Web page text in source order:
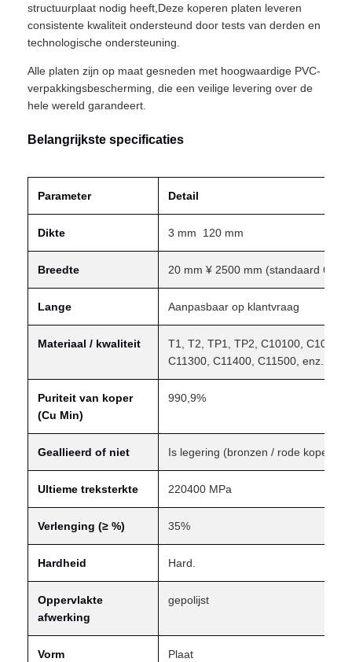
structuurplaat nodig heeft,Deze koperen platen leveren
consistente kwaliteit ondersteund door tests van derden en
technologische ondersteuning.
Alle platen zijn op maat gesneden met hoogwaardige PVC-
verpakkingsbescherming, die een veilige levering over de
hele wereld garandeert.
Belangrijkste specificaties
Parameter Detail
Dikte 3 mm ️ 120 mm
Breedte 20 mm ¥ 2500 mm (standaard 600
Lange Aanpasbaar op klantvraag
Materiaal / kwaliteit
T1, T2, TP1, TP2, C10100,
C11300, C11400, C11500, enz.
Puriteit van koper
(Cu Min)
990,9%
Geallieerd of niet Is legering (bronzen / rode koper
Ultieme treksterkte 220­400 MPa
Verlenging (≥ %) 35%
Hardheid Hard.
Oppervlakte
afwerking
gepolijst
Vorm Plaat